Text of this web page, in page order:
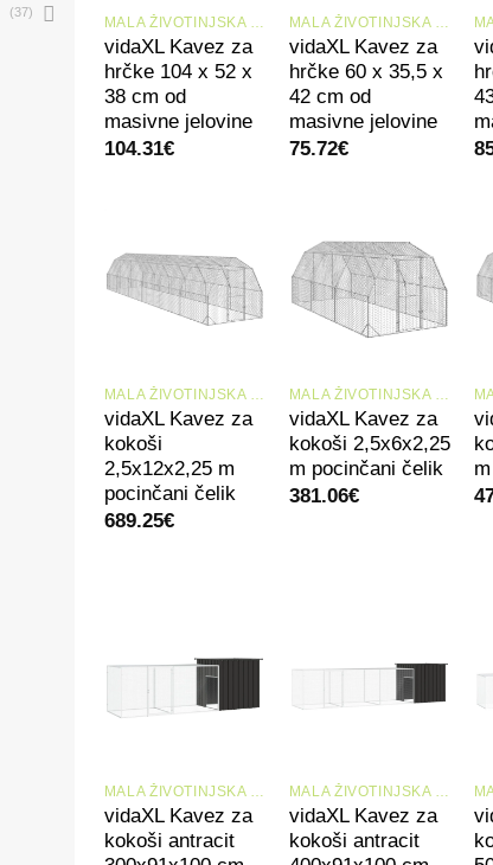
(37)
vidaXL Kavez za
hrčke 104 x 52 x
38 cm od
masivne jelovine
104.31€
vidaXL Kavez za
hrčke 60 x 35,5 x
42 cm od
masivne jelovine
75.72€
vidaXL Kavez za
kokoši
2,5x12x2,25 m
pocinčani čelik
689.25€
vidaXL Kavez za
kokoši 2,5x6x2,25
m pocinčani čelik
381.06€
vidaXL Kavez za
kokoši antracit
vidaXL Kavez za
kokoši antracit